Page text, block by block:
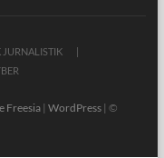
JURNALISTIK
Freesia| WordPress| ©